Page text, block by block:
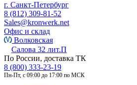
г. Санкт-Петербург
8 (812) 309-81-52
Sales@kronwerk.net
Офис и склад
Волковская
Салова 32 лит.П
По России, доставка ТК
8 (800) 333-23-19
Пн-Пт, с 09:00 до 17:00 по МСК